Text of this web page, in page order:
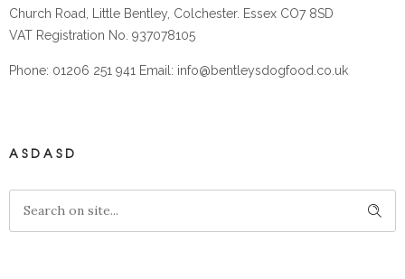
Church Road, Little Bentley, Colchester. Essex CO7 8SD
VAT Registration No. 937078105
Phone: 01206 251 941 Email: info@bentleysdogfood.co.uk
ASDASD